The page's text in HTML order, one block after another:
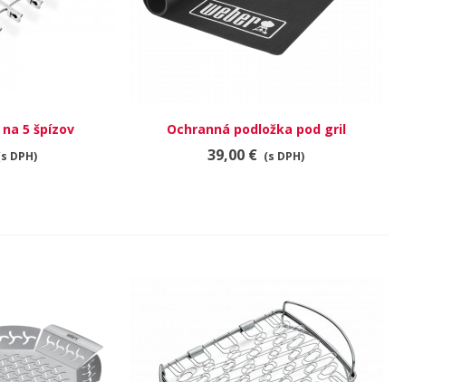
5 špízov
DPH)
RÝCHLY NÁHĽAD
Ochranná podložka pod gril
39,00 € (s DPH)